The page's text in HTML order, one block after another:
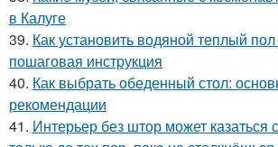
в Калуге
39. Как установить водяной теплый
пошаговая инструкция
40. Как выбрать обеденный стол:
рекомендации
41. Интерьер без штор может казаться